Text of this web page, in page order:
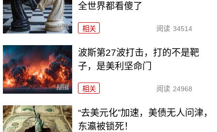
全世界都看傻了
相关 阅读 34514
波斯第27波打击，打的不是靶
子，是美利坚命门
相关 阅读 24968
“去美元化”加速，美债无人问津，
东瀛被锁死！